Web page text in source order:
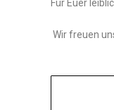
Für Euer
Wir freuen